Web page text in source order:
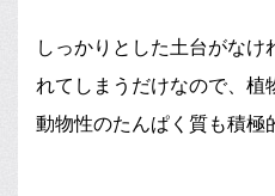
しっかりとした土台がな
れてしまうだけなので、植
動物性のたんぱく質も積極